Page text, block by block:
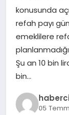
TEKNOLOJI
YAŞAM
konusunda
refah payı
emeklilere
Şu an 10 bin
bin…
05